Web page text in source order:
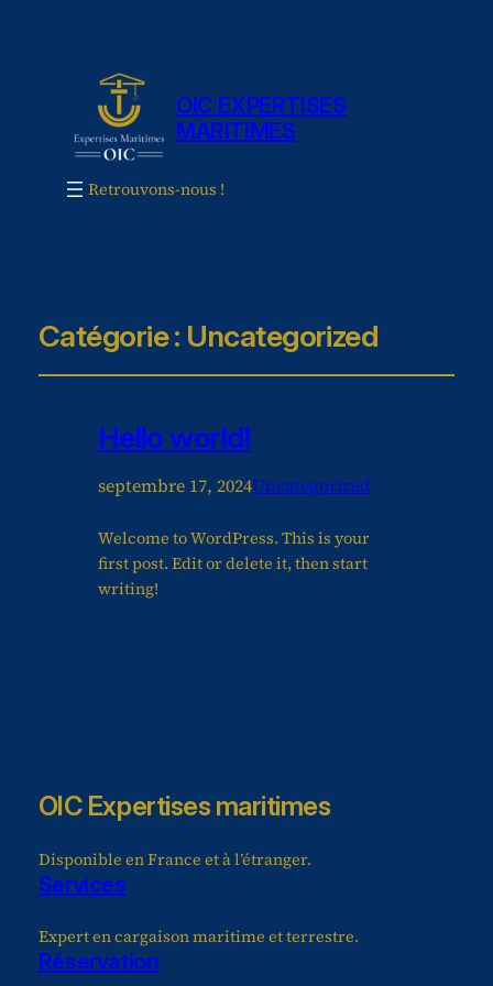
OIC EXPERTISES
MARITIMES
Retrouvons-nous !
Catégorie : Uncategorized
Hello world!
septembre 17, 2024Uncategorized
Welcome to WordPress. This is your
first post. Edit or delete it, then start
writing!
OIC Expertises maritimes
Disponible en France et à l’étranger.
Services
Expert en cargaison maritime et terrestre.
Réservation